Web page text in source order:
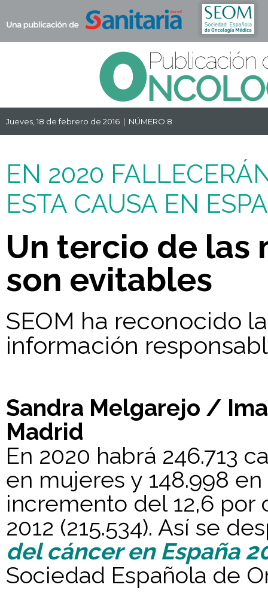
Jueves, 18 de febrero de 2016 | NÚMERO 8
EN 2020
ESTA CAUSA EN
Un tercio de las
son evitables
SEOM ha reconocido
información
Sandra Melgarejo /
Madrid
En 2020 habrá 246.713
en mujeres y 148.998
incremento del 12,6
2012 (215.534). Así se
del cáncer en España
Sociedad Española de